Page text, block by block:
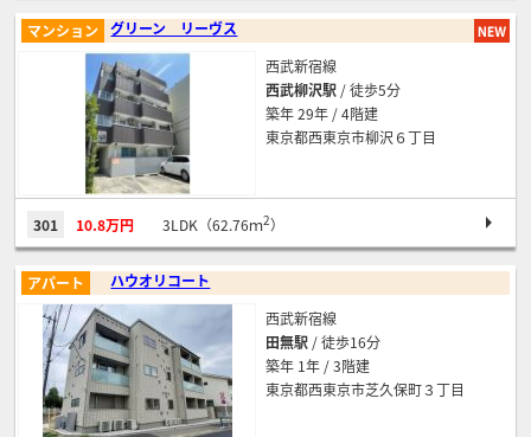
グリーン リーヴス
マンション
西武新宿線
西武柳沢駅 / 徒歩5分
築年 29年 / 4階建
東京都西東京市柳沢６丁目
301 10.8万円 3LDK（62.76ｍ2）
ハウオリコート
アパート
西武新宿線
田無駅 / 徒歩16分
築年 1年 / 3階建
東京都西東京市芝久保町３丁目